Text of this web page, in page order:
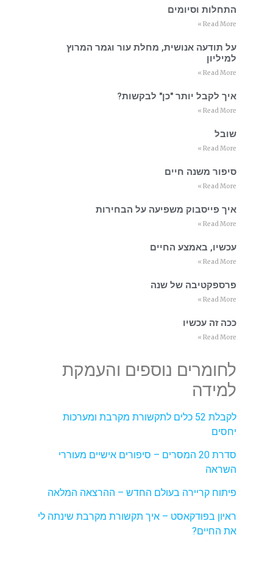
התחלות וסיומים
Read More »
על תודעה אנושית, מחלת עור וגמר המרוץ
למיליון
Read More »
איך לקבל יותר "כן" לבקשות?
Read More »
שובל
Read More »
סיפור משנה חיים
Read More »
איך פייסבוק משפיעה על הבחירות
Read More »
עכשיו, באמצע החיים
Read More »
פרספקטיבה של שנה
Read More »
ככה זה עכשיו
Read More »
לחומרים נוספים והעמקת
למידה
לקבלת 52 כלים לתקשורת מקרבת ומערכות
יחסים
סדרת 20 המסרים – סיפורים אישיים מעוררי
השראה
פיתוח קריירה בעולם החדש – ההרצאה המלאה
ראיון בפודקאסט – איך תקשורת מקרבת שינתה לי
את החיים?